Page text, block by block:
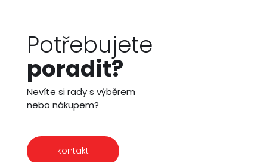
Potřebujete
poradit?
Nevíte si rady s výběrem
nebo nákupem?
kontakt